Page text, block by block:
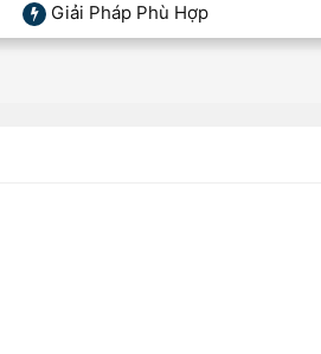
Giải Pháp Phù Hợp